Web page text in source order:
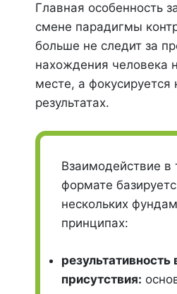
Главная особенность
смене парадигмы
больше не следит за
нахождения человека
месте, а
результатах.
Взаимодействие в
формате
нескольких
принципах:
результативность
присутствия: